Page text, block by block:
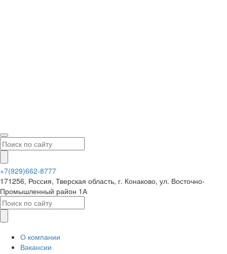
+7(929)662-8777
171256, Россия, Тверская область, г. Конаково, ул. Восточно-
Промышленный район 1А
О компании
Вакансии